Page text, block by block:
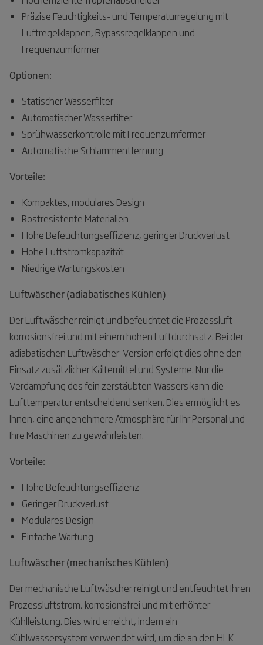
Präzise Feuchtigkeits- und Temperaturregelung mit
Luftregelklappen, Bypassregelklappen und
Frequenzumformer
Optionen:
Statischer Wasserfilter
Automatischer Wasserfilter
Sprühwasserkontrolle mit Frequenzumformer
Automatische Schlammentfernung
Vorteile:
Kompaktes, modulares Design
Rostresistente Materialien
Hohe Befeuchtungseffizienz, geringer Druckverlust
Hohe Luftstromkapazität
Niedrige Wartungskosten
Luftwäscher (adiabatisches Kühlen)
Der Luftwäscher reinigt und befeuchtet die Prozessluft
korrosionsfrei und mit einem hohen Luftdurchsatz. Bei der
adiabatischen Luftwäscher-Version erfolgt dies ohne den
Einsatz zusätzlicher Kältemittel und Systeme. Nur die
Verdampfung des fein zerstäubten Wassers kann die
Lufttemperatur entscheidend senken. Dies ermöglicht es
Ihnen, eine angenehmere Atmosphäre für Ihr Personal und
Ihre Maschinen zu gewährleisten.
Vorteile:
Hohe Befeuchtungseffizienz
Geringer Druckverlust
Modulares Design
Einfache Wartung
Luftwäscher (mechanisches Kühlen)
Der mechanische Luftwäscher reinigt und entfeuchtet Ihren
Prozessluftstrom, korrosionsfrei und mit erhöhter
Kühlleistung. Dies wird erreicht, indem ein
Kühlwassersystem verwendet wird, um die an den HLK-